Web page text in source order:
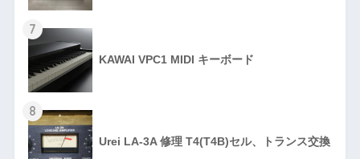
7
KAWAI VPC1 MIDI キーボード
8
Urei LA-3A 修理 T4(T4B)セル、トランス交換